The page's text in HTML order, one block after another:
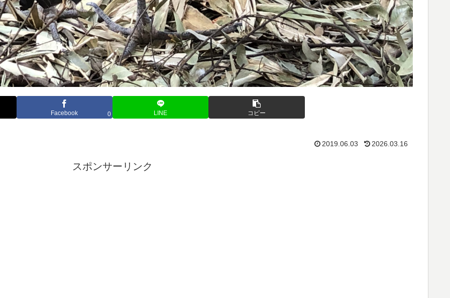
Facebook 0 LINE コピー
2019.06.03 2026.03.16
スポンサーリンク